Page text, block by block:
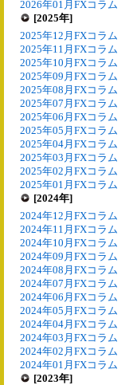
2026年01月FXコラム
[2025年]
2025年12月FXコラム
2025年11月FXコラム
2025年10月FXコラム
2025年09月FXコラム
2025年08月FXコラム
2025年07月FXコラム
2025年06月FXコラム
2025年05月FXコラム
2025年04月FXコラム
2025年03月FXコラム
2025年02月FXコラム
2025年01月FXコラム
[2024年]
2024年12月FXコラム
2024年11月FXコラム
2024年10月FXコラム
2024年09月FXコラム
2024年08月FXコラム
2024年07月FXコラム
2024年06月FXコラム
2024年05月FXコラム
2024年04月FXコラム
2024年03月FXコラム
2024年02月FXコラム
2024年01月FXコラム
[2023年]